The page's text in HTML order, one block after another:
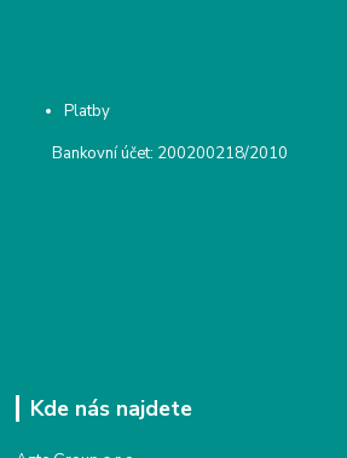
Platby
Bankovní účet: 200200218/2010
Kde nás najdete